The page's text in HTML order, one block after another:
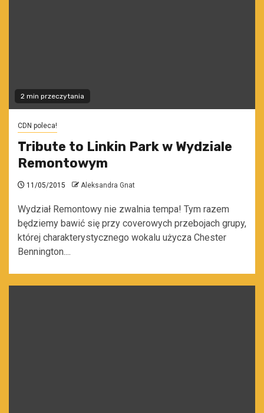
2 min przeczytania
CDN poleca!
Tribute to Linkin Park w Wydziale
Remontowym
11/05/2015 Aleksandra Gnat
Wydział Remontowy nie zwalnia tempa! Tym razem
będziemy bawić się przy coverowych przebojach grupy,
której charakterystycznego wokalu użycza Chester
Bennington....